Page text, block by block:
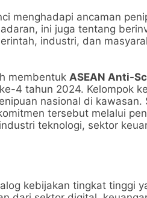
menghadapi ancaman
ini juga tentang
industri, dan
membentuk ASEAN Anti-
4 tahun 2024. Kelompok
nasional di kawasan.
tersebut melalui
teknologi, sektor
kebijakan tingkat tinggi